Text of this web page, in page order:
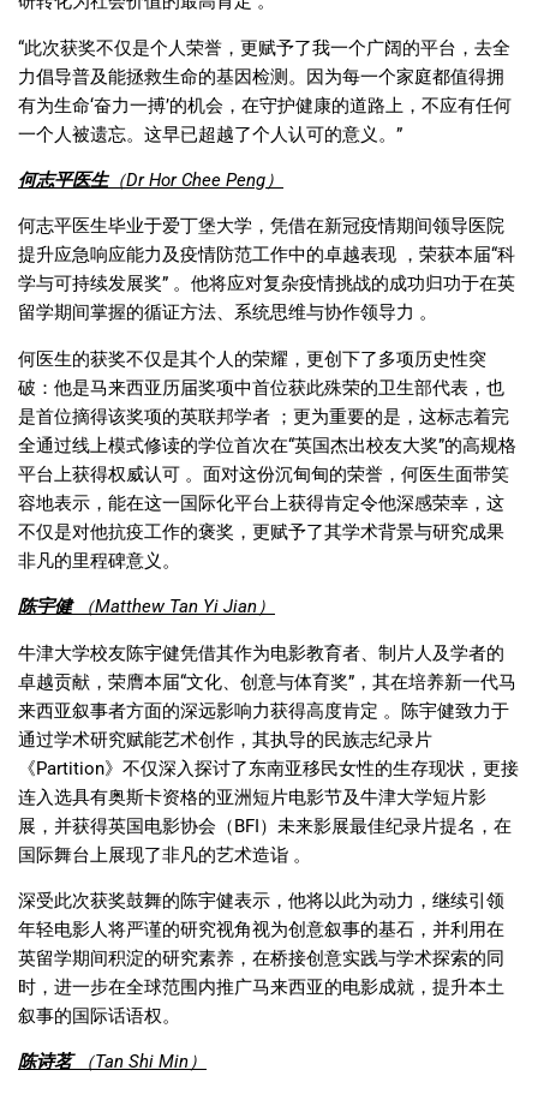
“此次获奖不仅是个人荣誉，更赋予了我一个广阔的平台，去全
力倡导普及能拯救生命的基因检测。因为每一个家庭都值得拥
有为生命‘奋力一搏’的机会，在守护健康的道路上，不应有任何
一个人被遗忘。这早已超越了个人认可的意义。 ”
何志平医生（Dr Hor Chee Peng）
何志平医生毕业于爱丁堡大学，凭借在新冠疫情期间领导医院
提升应急响应能力及疫情防范工作中的卓越表现 ，荣获本届“科
学与可持续发展奖” 。他将应对复杂疫情挑战的成功归功于在英
留学期间掌握的循证方法、系统思维与协作领导力 。
何医生的获奖不仅是其个人的荣耀，更创下了多项历史性突
破：他是马来西亚历届奖项中首位获此殊荣的卫生部代表，也
是首位摘得该奖项的英联邦学者 ；更为重要的是，这标志着完
全通过线上模式修读的学位首次在“英国杰出校友大奖”的高规格
平台上获得权威认可 。面对这份沉甸甸的荣誉，何医生面带笑
容地表示，能在这一国际化平台上获得肯定令他深感荣幸，这
不仅是对他抗疫工作的褒奖，更赋予了其学术背景与研究成果
非凡的里程碑意义。
陈宇健 （Matthew Tan Yi Jian）
牛津大学校友陈宇健凭借其作为电影教育者、制片人及学者的
卓越贡献，荣膺本届“文化、创意与体育奖” ，其在培养新一代马
来西亚叙事者方面的深远影响力获得高度肯定 。陈宇健致力于
通过学术研究赋能艺术创作，其执导的民族志纪录片
《Partition》不仅深入探讨了东南亚移民女性的生存现状，更接
连入选具有奥斯卡资格的亚洲短片电影节及牛津大学短片影
展，并获得英国电影协会（BFI）未来影展最佳纪录片提名，在
国际舞台上展现了非凡的艺术造诣 。
深受此次获奖鼓舞的陈宇健表示，他将以此为动力，继续引领
年轻电影人将严谨的研究视角视为创意叙事的基石，并利用在
英留学期间积淀的研究素养，在桥接创意实践与学术探索的同
时，进一步在全球范围内推广马来西亚的电影成就，提升本土
叙事的国际话语权。
陈诗茗 （Tan Shi Min）